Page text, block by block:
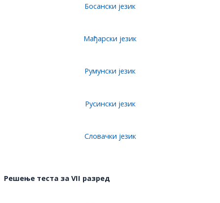
Босански језик
Мађарски језик
Румунски језик
Русински језик
Словачки језик
Решење теста за VII разред